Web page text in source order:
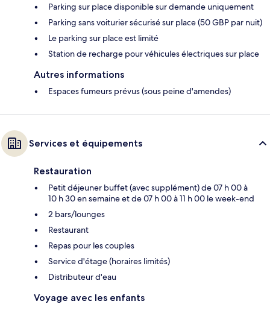
Parking sur place disponible sur demande uniquement
Parking sans voiturier sécurisé sur place (50 GBP par nuit)
Le parking sur place est limité
Station de recharge pour véhicules électriques sur place
Autres informations
Espaces fumeurs prévus (sous peine d'amendes)
Services et équipements
Restauration
Petit déjeuner buffet (avec supplément) de 07 h 00 à
10 h 30 en semaine et de 07 h 00 à 11 h 00 le week-end
2 bars/lounges
Restaurant
Repas pour les couples
Service d'étage (horaires limités)
Distributeur d'eau
Voyage avec les enfants